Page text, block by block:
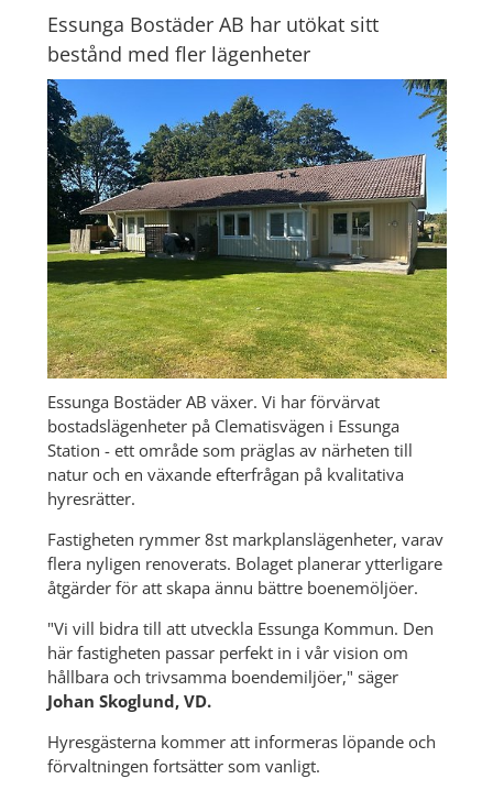
Essunga Bostäder AB har utökat sitt
bestånd med fler lägenheter
Essunga Bostäder AB växer. Vi har förvärvat
bostadslägenheter på Clematisvägen i Essunga
Station - ett område som präglas av närheten till
natur och en växande efterfrågan på kvalitativa
hyresrätter.
Fastigheten rymmer 8st markplanslägenheter, varav
flera nyligen renoverats. Bolaget planerar ytterligare
åtgärder för att skapa ännu bättre boenemöljöer.
"Vi vill bidra till att utveckla Essunga Kommun. Den
här fastigheten passar perfekt in i vår vision om
hållbara och trivsamma boendemiljöer," säger
Johan Skoglund, VD.
Hyresgästerna kommer att informeras löpande och
förvaltningen fortsätter som vanligt.